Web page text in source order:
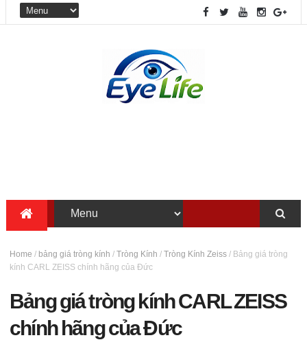
Home / bảng giá tròng kính / Tròng Kính / Tròng Kính Zeiss / Bảng giá tròng
kính CARL ZEISS chính hãng của Đức
Bảng giá tròng kính CARL ZEISS
chính hãng của Đức